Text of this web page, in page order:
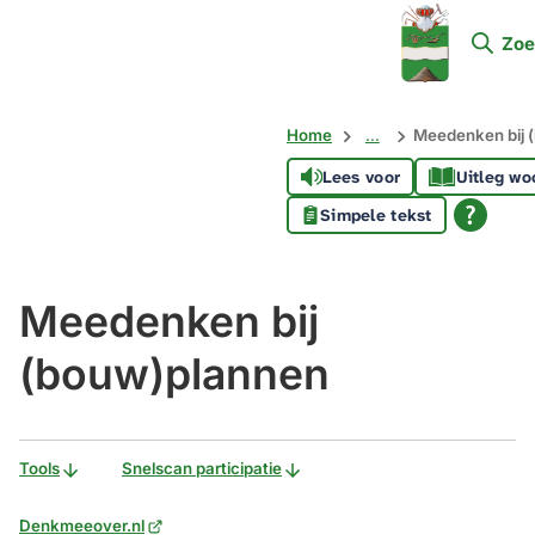
Mijn
Soest
Home ... Meedenken bij
Lees voor
Uitleg
Simpele tekst
Meedenken bij
(bouw)plannen
Tools Snelscan participatie
Denkmeeover.nl(Verwijst